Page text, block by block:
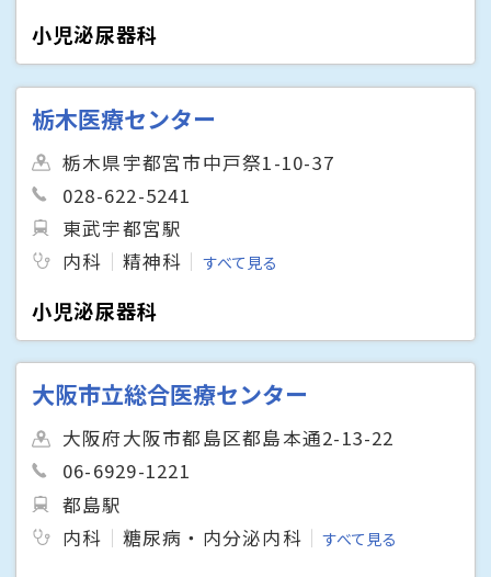
小児泌尿器科
栃木医療センター
栃木県宇都宮市中戸祭1-10-37
028-622-5241
東武宇都宮駅
内科
精神科 すべて見る
小児泌尿器科
大阪市立総合医療センター
大阪府大阪市都島区都島本通2-13-22
06-6929-1221
都島駅
内科
糖尿病・内分泌内科 すべて見る